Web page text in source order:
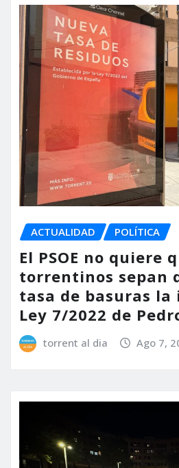
ACTUALIDAD POLÍTICA
El PSOE no quiere
torrentinos sepan
tasa de basuras la
Ley 7/2022 de
torrent al dia Ago 7,